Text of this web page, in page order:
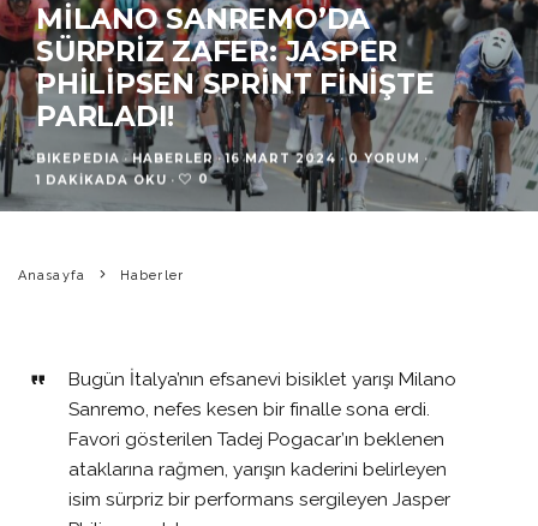
MILANO SANREMO’DA
SÜRPRIZ ZAFER: JASPER
PHILIPSEN SPRINT FINIŞTE
PARLADI!
BIKEPEDIA · HABERLER · 16 MART 2024 · 0 YORUM ·
1 DAKIKADA OKU · 0
Anasayfa Haberler
Bugün İtalya’nın efsanevi bisiklet yarışı Milano
Sanremo, nefes kesen bir finalle sona erdi.
Favori gösterilen Tadej Pogacar’ın beklenen
ataklarına rağmen, yarışın kaderini belirleyen
isim sürpriz bir performans sergileyen Jasper